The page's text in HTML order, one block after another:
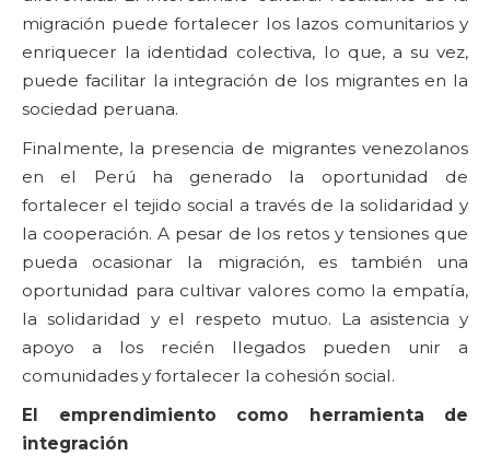
migración puede fortalecer los lazos comunitarios y
enriquecer la identidad colectiva, lo que, a su vez,
puede facilitar la integración de los migrantes en la
sociedad peruana.
Finalmente, la presencia de migrantes venezolanos
en el Perú ha generado la oportunidad de
fortalecer el tejido social a través de la solidaridad y
la cooperación. A pesar de los retos y tensiones que
pueda ocasionar la migración, es también una
oportunidad para cultivar valores como la empatía,
la solidaridad y el respeto mutuo. La asistencia y
apoyo a los recién llegados pueden unir a
comunidades y fortalecer la cohesión social.
El emprendimiento como herramienta de
integración